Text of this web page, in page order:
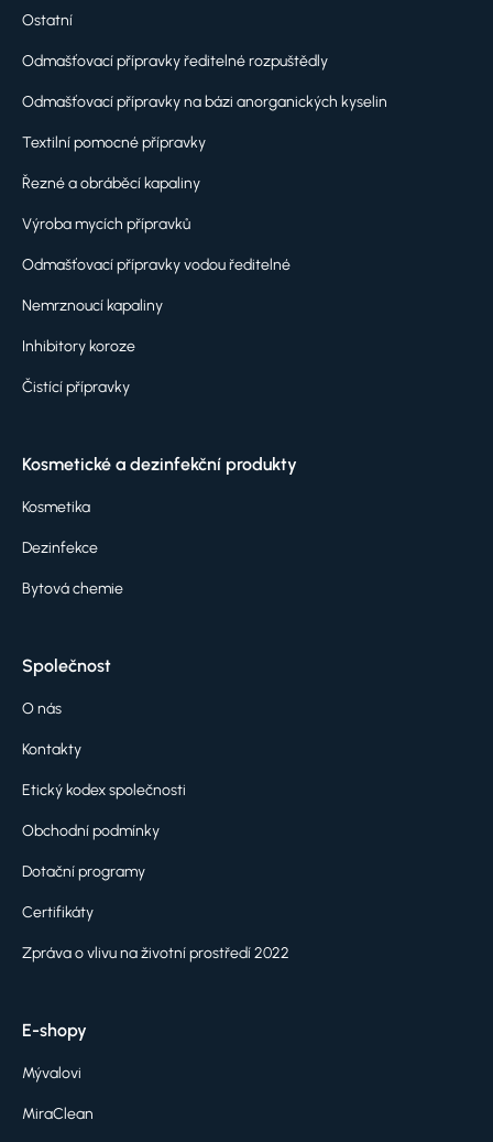
Ostatní
Odmašťovací přípravky ředitelné rozpuštědly
Odmašťovací přípravky na bázi anorganických kyselin
Textilní pomocné přípravky
Řezné a obráběcí kapaliny
Výroba mycích přípravků
Odmašťovací přípravky vodou ředitelné
Nemrznoucí kapaliny
Inhibitory koroze
Čistící přípravky
Kosmetické a dezinfekční produkty
Kosmetika
Dezinfekce
Bytová chemie
Společnost
O nás
Kontakty
Etický kodex společnosti
Obchodní podmínky
Dotační programy
Certifikáty
Zpráva o vlivu na životní prostředí 2022
E-shopy
Mývalovi
MiraClean